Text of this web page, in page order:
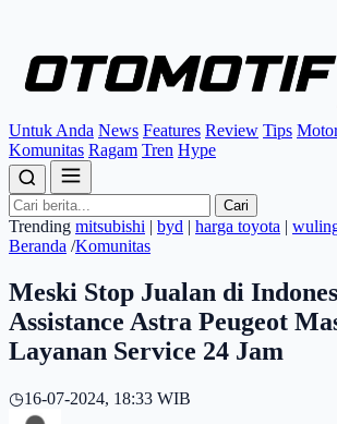
Untuk Anda News Features Review Tips
Komunitas Ragam Tren Hype
Cari
Trending mitsubishi | byd | harga toyota |
Beranda /Komunitas
Meski Stop Jualan di
Assistance Astra Peugeot
Layanan Service 24 Jam
◷16-07-2024, 18:33 WIB